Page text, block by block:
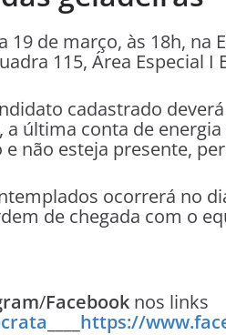
de março, às 18h, na
115, Área Especial I
cadastrado
última conta de
não esteja presente,
ocorrerá no
de chegada com o
/Facebook nos links
https://